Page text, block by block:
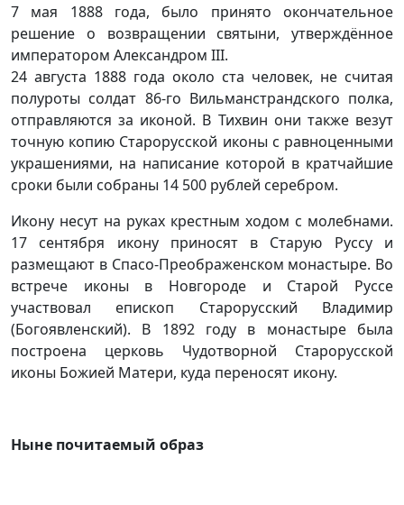
7 мая 1888 года, было принято окончательное
решение о возвращении святыни, утверждённое
императором Александром III.
24 августа 1888 года около ста человек, не считая
полуроты солдат 86-го Вильманстрандского полка,
отправляются за иконой. В Тихвин они также везут
точную копию Старорусской иконы с равноценными
украшениями, на написание которой в кратчайшие
сроки были собраны 14 500 рублей серебром.
Икону несут на руках крестным ходом с молебнами.
17 сентября икону приносят в Старую Руссу и
размещают в Спасо-Преображенском монастыре. Во
встрече иконы в Новгороде и Старой Руссе
участвовал епископ Старорусский Владимир
(Богоявленский). В 1892 году в монастыре была
построена церковь Чудотворной Старорусской
иконы Божией Матери, куда переносят икону.
Ныне почитаемый образ